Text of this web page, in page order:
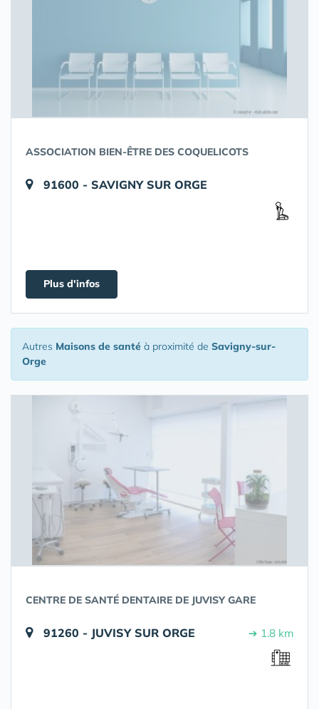
ASSOCIATION BIEN-ÊTRE DES COQUELICOTS
91600 - SAVIGNY SUR ORGE
Plus d'infos
Autres Maisons de santé à proximité de Savigny-sur-
Orge
CENTRE DE SANTÉ DENTAIRE DE JUVISY GARE
91260 - JUVISY SUR ORGE ➔ 1.8 km